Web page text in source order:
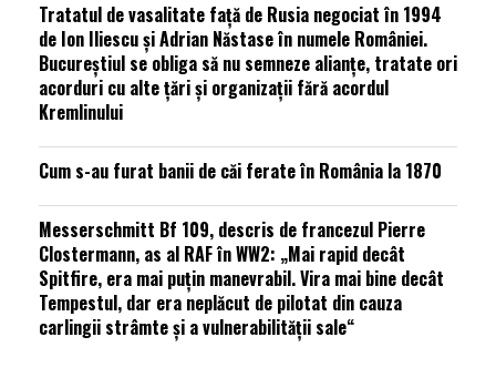
Tratatul de vasalitate față de Rusia negociat în 1994
de Ion Iliescu și Adrian Năstase în numele României.
Bucureștiul se obliga să nu semneze alianțe, tratate ori
acorduri cu alte țări și organizații fără acordul
Kremlinului
Cum s-au furat banii de căi ferate în România la 1870
Messerschmitt Bf 109, descris de francezul Pierre
Clostermann, as al RAF în WW2: „Mai rapid decât
Spitfire, era mai puțin manevrabil. Vira mai bine decât
Tempestul, dar era neplăcut de pilotat din cauza
carlingii strâmte și a vulnerabilității sale“